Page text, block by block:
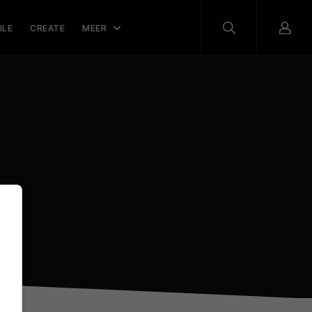
CREATE MEER